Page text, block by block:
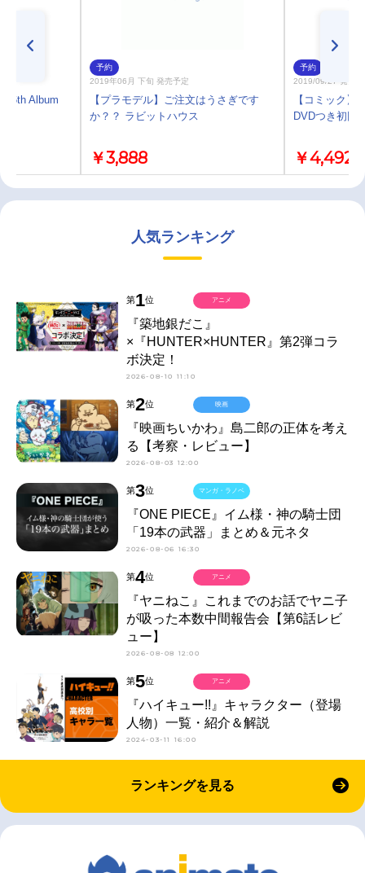
6th Album
予約
2019年06月 下旬 発売予定
【プラモデル】ご注文はうさぎです
か？？ ラビットハウス
￥3,888
予約
2019/09/27 発売
【コミック】
DVDつき初回
￥4,492
人気ランキング
第1位
『築地銀だこ』
×『HUNTER×HUNTER』第2弾コラ
ボ決定！
2026-08-10 11:10
アニメ
第2位
『映画ちいかわ』島二郎の正体を考え
る【考察・レビュー】
2026-08-03 12:00
映画
第3位
『ONE PIECE』イム様・神の騎士団
「19本の武器」まとめ＆元ネタ
2026-08-06 16:30
マンガ・ラノベ
第4位
『ヤニねこ』これまでのお話でヤニ子
が吸った本数中間報告会【第6話レビ
ュー】
2026-08-08 12:00
アニメ
第5位
『ハイキュー!!』キャラクター（登場
人物）一覧・紹介＆解説
2024-03-11 16:00
アニメ
ランキングを見る